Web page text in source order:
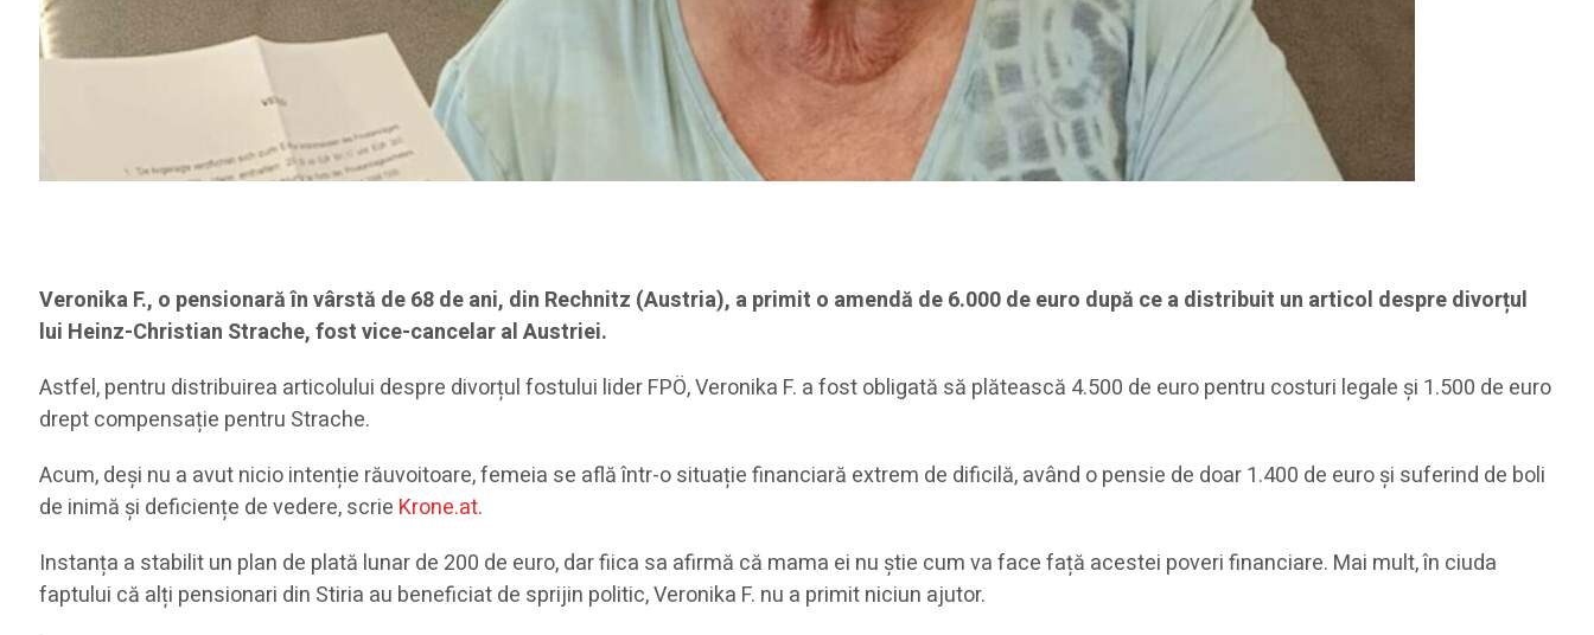
Veronika F., o pensionară în vârstă de 68 de ani, din Rechnitz (Austria), a primit o amendă de 6.000 de euro după ce a distribuit un articol despre divorțul
lui Heinz-Christian Strache, fost vice-cancelar al Austriei.
Astfel, pentru distribuirea articolului despre divorțul fostului lider FPÖ, Veronika F. a fost obligată să plătească 4.500 de euro pentru costuri legale și 1.500 de euro
drept compensație pentru Strache.
Acum, deși nu a avut nicio intenție răuvoitoare, femeia se află într-o situație financiară extrem de dificilă, având o pensie de doar 1.400 de euro și suferind de boli
de inimă și deficiențe de vedere, scrie Krone.at.
Instanța a stabilit un plan de plată lunar de 200 de euro, dar fiica sa afirmă că mama ei nu știe cum va face față acestei poveri financiare. Mai mult, în ciuda
faptului că alți pensionari din Stiria au beneficiat de sprijin politic, Veronika F. nu a primit niciun ajutor.